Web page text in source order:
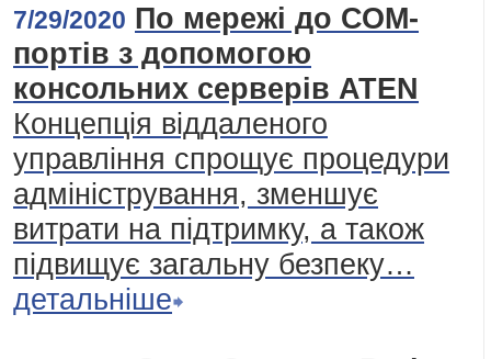
7/29/2020 По мережі до СОМ-
портів з допомогою
консольних серверів ATEN
Концепція віддаленого
управління спрощує процедури
адміністрування, зменшує
витрати на підтримку, а також
підвищує загальну безпеку…
детальніше